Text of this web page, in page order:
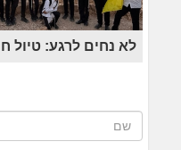
לא נחים לרגע: טיול